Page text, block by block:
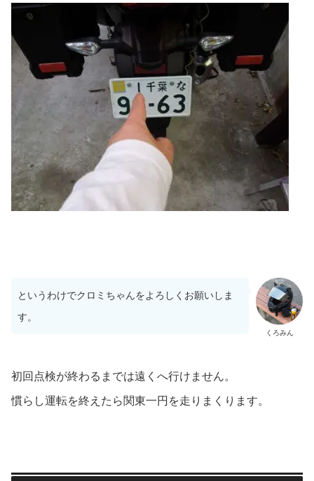
くろみん
というわけでクロミちゃんをよろしくお願いしま
す。
初回点検が終わるまでは遠くへ行けません。
慣らし運転を終えたら関東一円を走りまくります。